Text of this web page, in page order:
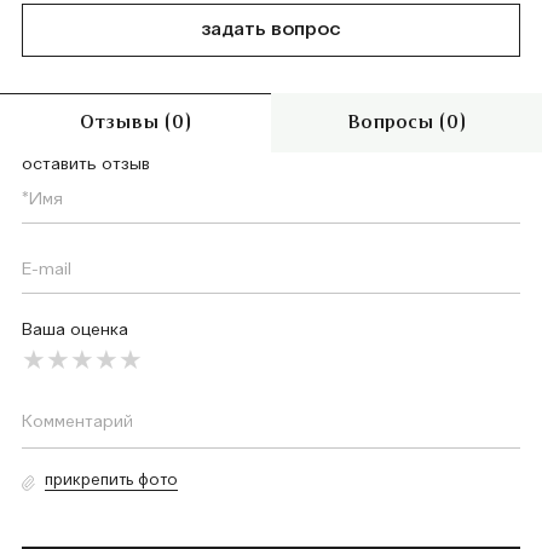
задать вопрос
Отзывы (0) Вопросы (0)
оставить отзыв
Ваша оценка
прикрепить фото